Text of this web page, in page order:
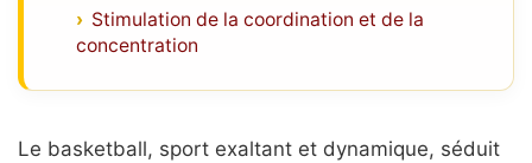
Stimulation de la coordination et de la
concentration
Le basketball, sport exaltant et dynamique, séduit